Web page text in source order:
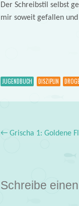
Der Schreibstil selbst
mir soweit gefallen
JUGENDBUCH DISZIPLIN
Post
←Grischa 1: Goldene
Schreibe